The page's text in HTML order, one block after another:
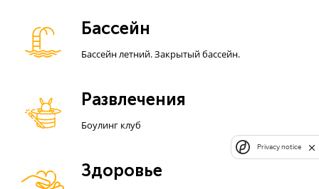
Бассейн
Бассейн летний. Закрытый бассейн.
Развлечения
Боулинг клуб
Здоровье
Privacy notice